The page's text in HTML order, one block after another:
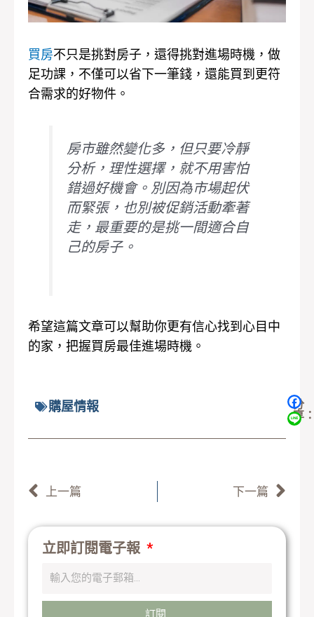
買房不只是挑對房子，還得挑對進場時機，做
足功課，不僅可以省下一筆錢，還能買到更符
合需求的好物件。
房市雖然變化多，但只要冷靜
分析，理性選擇，就不用害怕
錯過好機會。別因為市場起伏
而緊張，也別被促銷活動牽著
走，最重要的是挑一間適合自
己的房子。
希望這篇文章可以幫助你更有信心找到心目中
的家，把握買房最佳進場時機。
購屋情報
分
享
上一篇 下一篇
立即訂閱電子報
訂閱